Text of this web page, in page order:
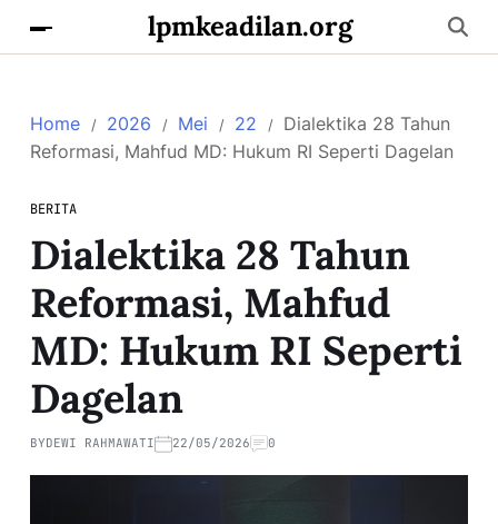
lpmkeadilan.org
Home 2026 Mei 22
Dialektika 28 Tahun
Reformasi, Mahfud MD: Hukum RI Seperti Dagelan
BERITA
Dialektika 28 Tahun
Reformasi, Mahfud
MD: Hukum RI Seperti
Dagelan
BYDEWI RAHMAWATI 22/05/2026 0